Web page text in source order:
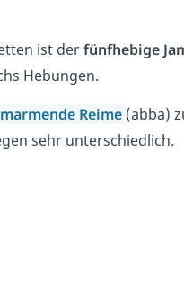
ist derfünfhebige
Hebungen.
Reime (abba)
sehr unterschiedlich.